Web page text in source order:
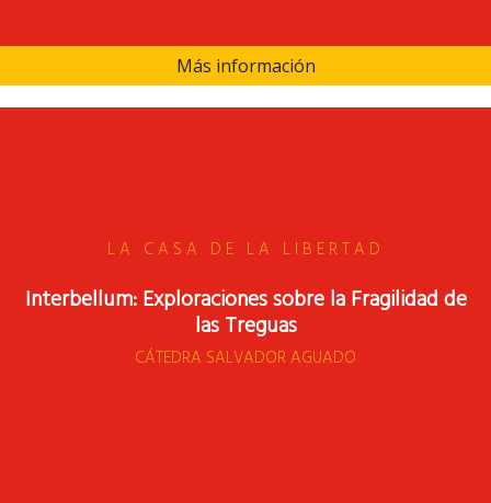
Más información
LA CASA DE LA LIBERTAD
Interbellum: Exploraciones sobre la Fragilidad de
las Treguas
CÁTEDRA SALVADOR AGUADO